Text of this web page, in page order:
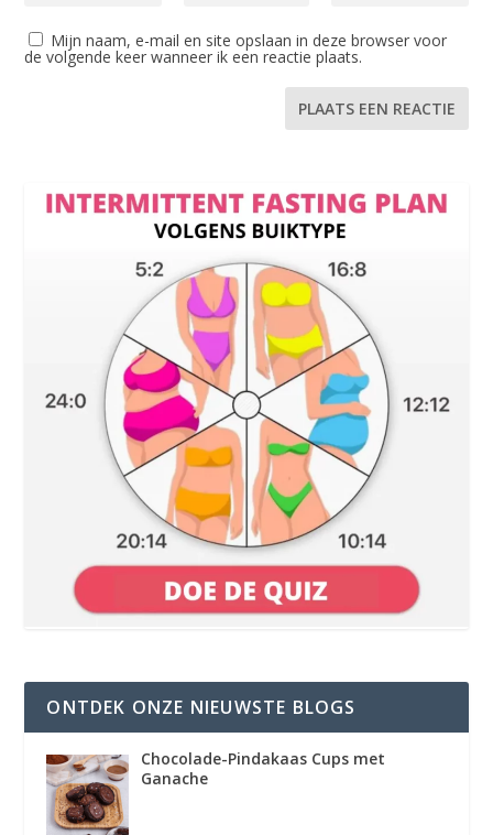
Mijn naam, e-mail en site opslaan in deze browser voor
de volgende keer wanneer ik een reactie plaats.
ONTDEK ONZE NIEUWSTE BLOGS
Chocolade-Pindakaas Cups met
Ganache